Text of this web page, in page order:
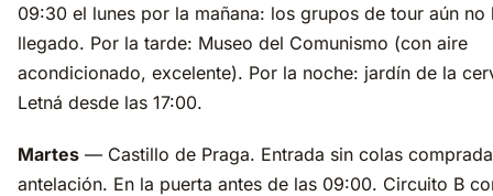
09:30 el lunes por la mañana: los grupos de tour aún no
llegado. Por la tarde: Museo del Comunismo (con aire
acondicionado, excelente). Por la noche: jardín de la
Letná desde las 17:00.
Martes — Castillo de Praga. Entrada sin colas
antelación. En la puerta antes de las 09:00. Circuito B